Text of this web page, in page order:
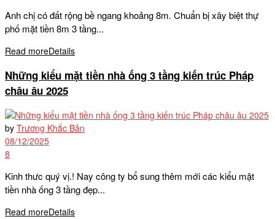
Anh chị có đất rộng bề ngang khoảng 8m. Chuẩn bị xây biệt thự
phố mặt tiền 8m 3 tầng...
Read moreDetails
Những kiểu mặt tiền nhà ống 3 tầng kiến trúc Pháp
châu âu 2025
by Trương Khắc Bản
08/12/2025
8
Kinh thưc quý vị.! Nay công ty bổ sung thêm mới các kiểu mặt
tiền nhà ống 3 tầng đẹp...
Read moreDetails